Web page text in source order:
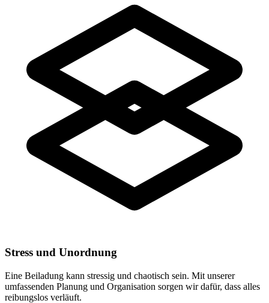
Stress und Unordnung
Eine Beiladung kann stressig und chaotisch sein. Mit unserer
umfassenden Planung und Organisation sorgen wir dafür, dass alles
reibungslos verläuft.